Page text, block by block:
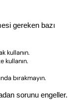
gereken bazı
kullanın.
kullanın.
bırakmayın.
sorunu engeller.